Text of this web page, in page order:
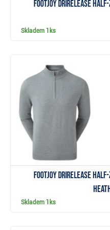
FootJoy drirelease
Skladem 1ks
FootJoy drirelease
Skladem 1ks